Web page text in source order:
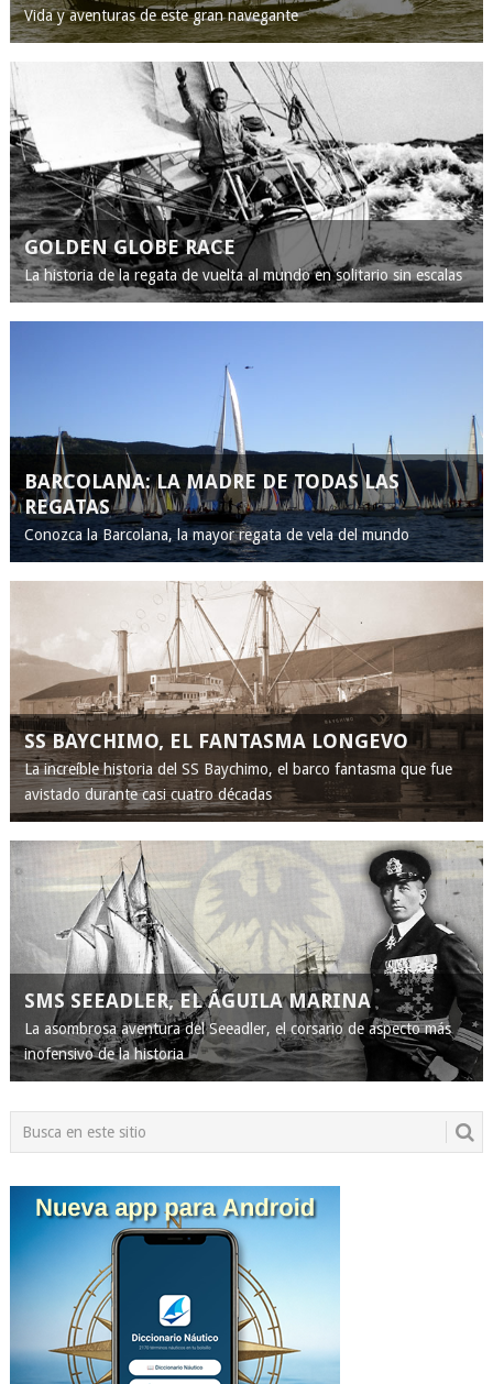
Vida y aventuras de este gran navegante
GOLDEN GLOBE RACE
La historia de la regata de vuelta al mundo en solitario sin escalas
BARCOLANA: LA MADRE DE TODAS LAS
REGATAS
Conozca la Barcolana, la mayor regata de vela del mundo
SS BAYCHIMO, EL FANTASMA LONGEVO
La increíble historia del SS Baychimo, el barco fantasma que fue
avistado durante casi cuatro décadas
SMS SEEADLER, EL ÁGUILA MARINA
La asombrosa aventura del Seeadler, el corsario de aspecto más
inofensivo de la historia